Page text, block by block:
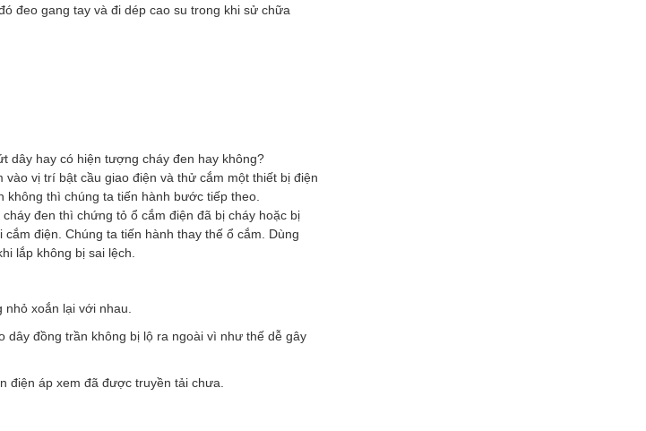
đeo gang tay và đi dép cao su trong khi sử chữa
dây hay có hiện tượng cháy đen hay không?
vị trí bật cầu giao điện và thử cắm một thiết bị điện
thì chúng ta tiến hành bước tiếp theo.
đen thì chứng tỏ ổ cắm điện đã bị cháy hoặc bị
điện. Chúng ta tiến hành thay thế ổ cắm. Dùng
lắp không bị sai lệch.
xoắn lại với nhau.
đồng trần không bị lộ ra ngoài vì như thế dễ gây
điện áp xem đã được truyền tải chưa.